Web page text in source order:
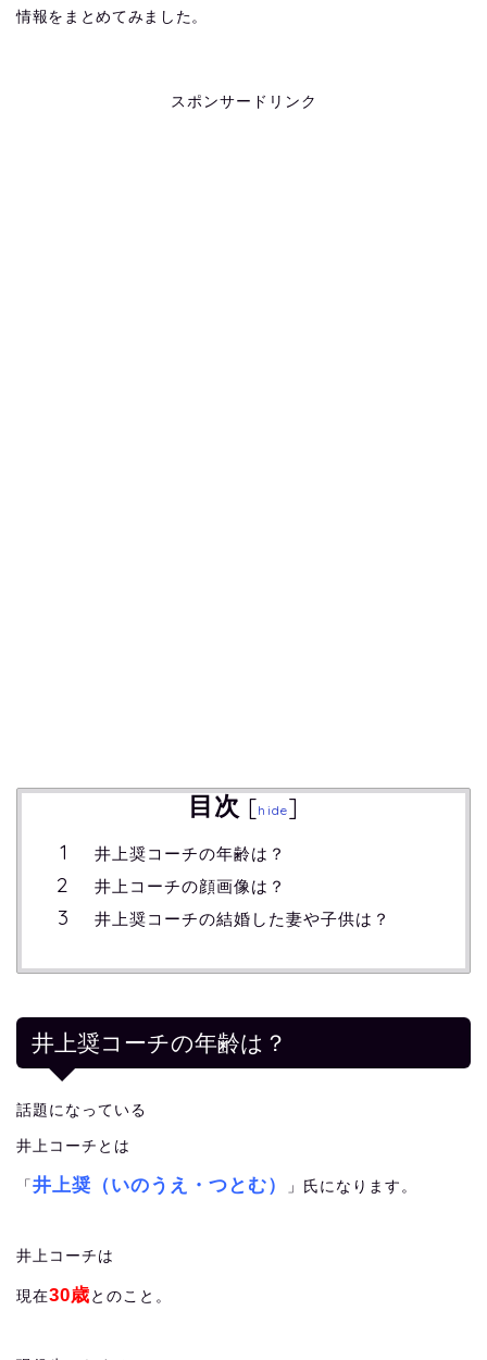
情報をまとめてみました。
スポンサードリンク
目次 [hide]
井上奨コーチの年齢は？
井上コーチの顔画像は？
井上奨コーチの結婚した妻や子供は？
井上奨コーチの年齢は？
話題になっている
井上コーチとは
「 井上奨（いのうえ・つとむ） 」氏になります。
井上コーチは
現在30歳 とのこと。